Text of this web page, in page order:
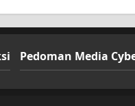
Pedoman Media